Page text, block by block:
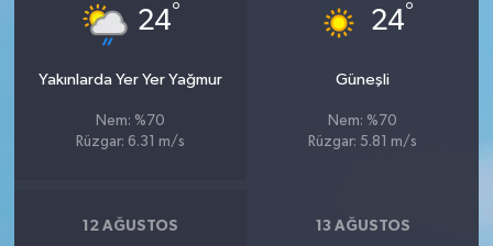
24°
Yakınlarda Yer Yer Yağmur
Nem: %70
Rüzgar: 6.31 m/s
24°
Güneşli
Nem: %70
Rüzgar: 5.81 m/s
12 AĞUSTOS 13 AĞUSTOS